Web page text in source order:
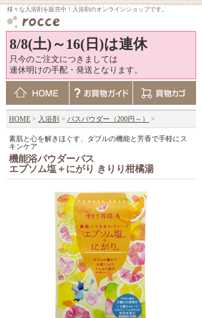
様々な入浴剤を販売中！入浴剤のオンラインショップです。
8/8(土)～16(日)は連休
只今のご注文につきましては
連休明けの手配・発送となります。
HOME > 入浴剤 > バスパウダー（200円～） >
素肌と心を解きほぐす、ダブルの機能と芳香で手軽にス
キンケア
機能浴パウダーバス
エプソム塩＋にがり きりり柑橘湯